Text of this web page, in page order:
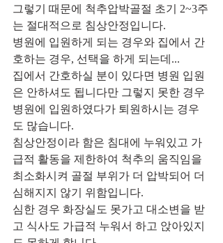
그렇기 때문에 척추압박골절 초기 2~3주
는 절대적으로 침상안정입니다.
병원에 입원하게 되는 경우와 집에서 간
호하는 경우, 선택을 하게 되는데...
집에서 간호하실 분이 있다면 병원 입원
은 안하셔도 됩니다만 그렇지 못한 경우
병원에 입원하였다가 퇴원하시는 경우
도 많습니다.
침상안정이라 함은 침대에 누워있고 가
급적 활동을 제한하여 척추의 움직임을
최소화시켜 골절 부위가 더 압박되어 더
심해지지 않기 위함입니다.
심한 경우 화장실도 못가고 대소변을 받
고 식사도 가급적 누워서 하고 앉아있지